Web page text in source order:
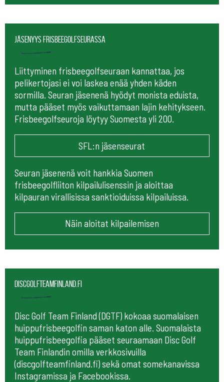
Jäsenyys frisbeegolfseurassa
Liittyminen frisbeegolfseuraan kannattaa, jos
pelikertojasi ei voi laskea enää yhden käden
sormilla. Seuran jäsenenä hyödyt monista eduista,
mutta pääset myös vaikuttamaan lajin kehitykseen.
Frisbeegolfseuroja löytyy Suomesta yli 200.
SFL:n jäsenseurat
Seuran jäsenenä voit hankkia Suomen
frisbeegolfliiton kilpailulisenssin ja aloittaa
kilpauran virallisissa sanktioiduissa kilpailuissa.
Näin aloitat kilpailemisen
Discgolfteamfinland.fi
Disc Golf Team Finland (DGTF) kokoaa suomalaisen
huippufrisbeegolfin saman katon alle. Suomalaista
huippufrisbeegolfia pääset seuraamaan Disc Golf
Team Finlandin omilla verkkosivuilla
(discgolfteamfinland.fi) sekä omat somekanavissa
Instagramissa ja Facebookissa.